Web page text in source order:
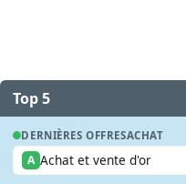
Top 5
DERNIÈRES OFFRESACHAT
A Achat et vente d'or